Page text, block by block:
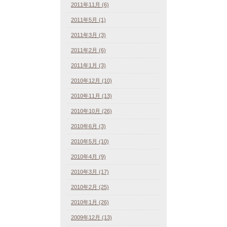
2011年11月 (6)
2011年5月 (1)
2011年3月 (3)
2011年2月 (6)
2011年1月 (3)
2010年12月 (10)
2010年11月 (13)
2010年10月 (26)
2010年6月 (3)
2010年5月 (10)
2010年4月 (9)
2010年3月 (17)
2010年2月 (25)
2010年1月 (26)
2009年12月 (13)